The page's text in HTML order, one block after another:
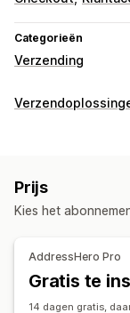
Categorieën
Verzending
Labels en
Zendingen beheren
E-mailmeldingen
Prijs
Kies het
AddressHero Pro
Gratis te
14 dagen gratis,